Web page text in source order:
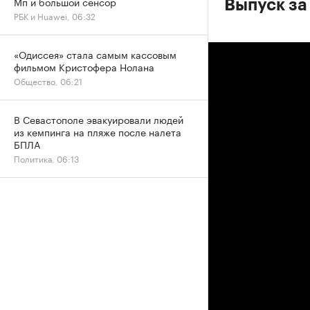
Выпуск
РБК и Huawei, 06:32
«Одиссея» стала самым кассовым
фильмом Кристофера Нолана
Общество, 06:21
В Севастополе эвакуировали людей
из кемпинга на пляже после налета
БПЛА
Политика, 06:13